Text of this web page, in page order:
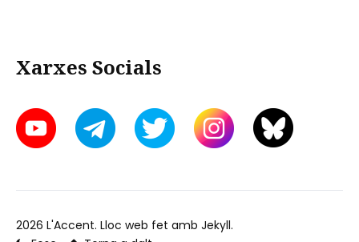
Xarxes Socials
2026 L'Accent. Lloc web fet amb Jekyll.